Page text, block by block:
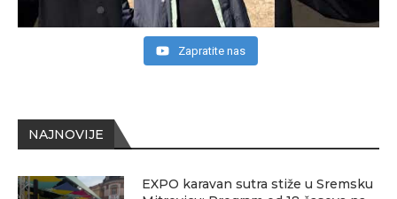
NAJNOVIJE
EXPO karavan sutra stiže u Sremsku
Zapratite nas